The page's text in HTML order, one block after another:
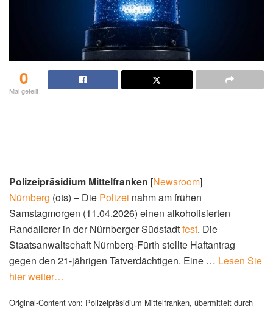
0
Mal geteilt
Polizeipräsidium Mittelfranken [Newsroom]
Nürnberg (ots) – Die Polizei nahm am frühen
Samstagmorgen (11.04.2026) einen alkoholisierten
Randalierer in der Nürnberger Südstadtfest. Die
Staatsanwaltschaft Nürnberg-Fürth stellte Haftantrag
gegen den 21-jährigen Tatverdächtigen. Eine … Lesen Sie
hier weiter…
Original-Content von: Polizeipräsidium Mittelfranken, übermittelt durch